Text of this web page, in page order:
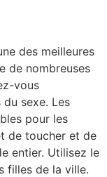
des meilleures
de nombreuses
vous
du sexe. Les
pour les
de toucher et de
entier. Utilisez le
filles de la ville.